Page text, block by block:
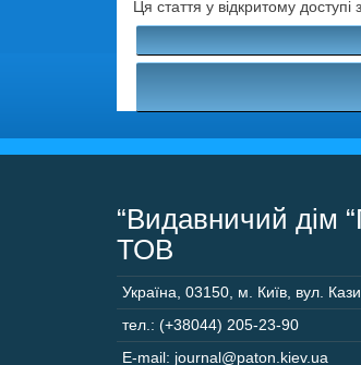
Ця стаття у відкритому доступі
“Видавничий дім
ТОВ
Україна 03150 м. Київ, вул.
тел.: (+38044) 205-23-90
E-mail: journal@paton.kiev.ua